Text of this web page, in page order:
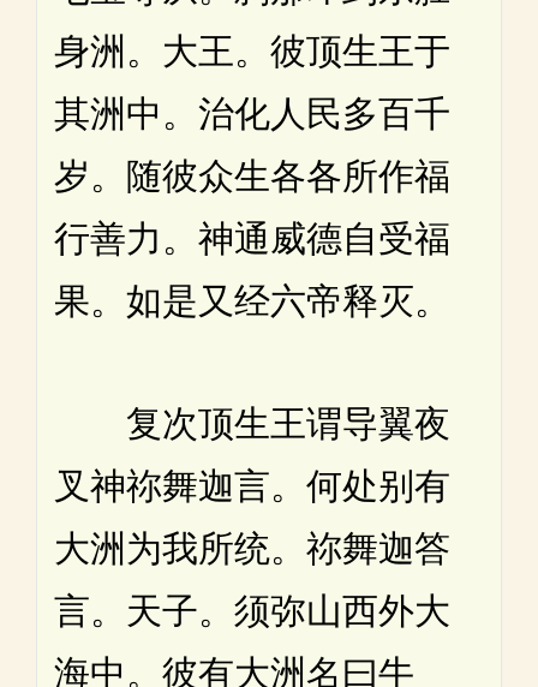
身洲。大王。彼顶生王于
其洲中。治化人民多百千
岁。随彼众生各各所作福
行善力。神通威德自受福
果。如是又经六帝释灭。
复次顶生王谓导翼夜
叉神祢舞迦言。何处别有
大洲为我所统。祢舞迦答
言。天子。须弥山西外大
海中。彼有大洲名曰牛